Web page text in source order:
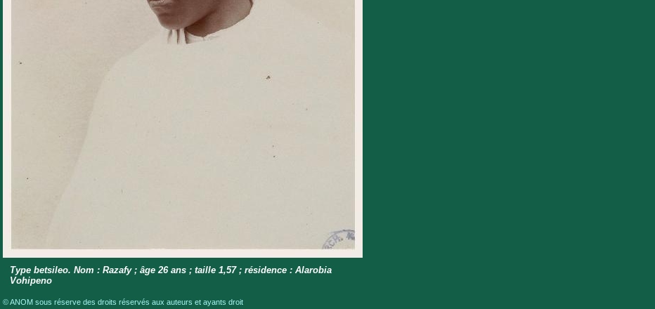
Type betsileo. Nom : Razafy ; âge 26 ans ; taille 1,57 ; résidence : Alarobia
Vohipeno
© ANOM sous réserve des droits réservés aux auteurs et ayants droit